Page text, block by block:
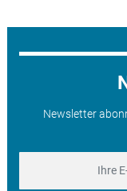
Newsletter